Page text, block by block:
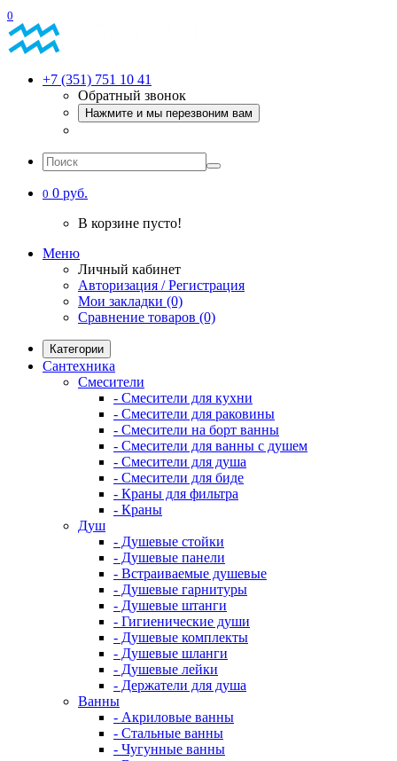
0
+7 (351) 751 10 41
Обратный звонок
Нажмите и мы перезвоним вам
0 0 руб.
В корзине пусто!
Меню
Личный кабинет
Авторизация / Регистрация
Мои закладки (0)
Сравнение товаров (0)
Категории
Сантехника
Смесители
- Смесители для кухни
- Смесители для раковины
- Смесители на борт ванны
- Смесители для ванны с душем
- Смесители для душа
- Смесители для биде
- Краны для фильтра
- Краны
Душ
- Душевые стойки
- Душевые панели
- Встраиваемые душевые
- Душевые гарнитуры
- Душевые штанги
- Гигиенические души
- Душевые комплекты
- Душевые шланги
- Душевые лейки
- Держатели для душа
Ванны
- Акриловые ванны
- Стальные ванны
- Чугунные ванны